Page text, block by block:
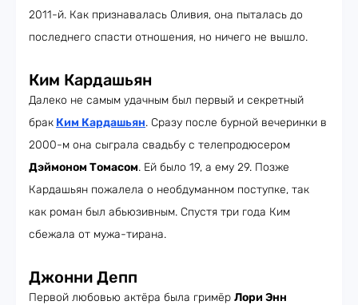
2011-й. Как признавалась Оливия, она пыталась до
последнего спасти отношения, но ничего не вышло.
Ким Кардашьян
Далеко не самым удачным был первый и секретный
брак Ким Кардашьян. Сразу после бурной вечеринки в
2000-м она сыграла свадьбу с телепродюсером
Дэймоном Томасом. Ей было 19, а ему 29. Позже
Кардашьян пожалела о необдуманном поступке, так
как роман был абьюзивным. Спустя три года Ким
сбежала от мужа-тирана.
Джонни Депп
Первой любовью актёра была гримёр Лори Энн